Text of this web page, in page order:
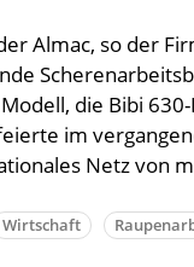
Almac, so der
die Bibi
im
Netz von
Wirtschaft